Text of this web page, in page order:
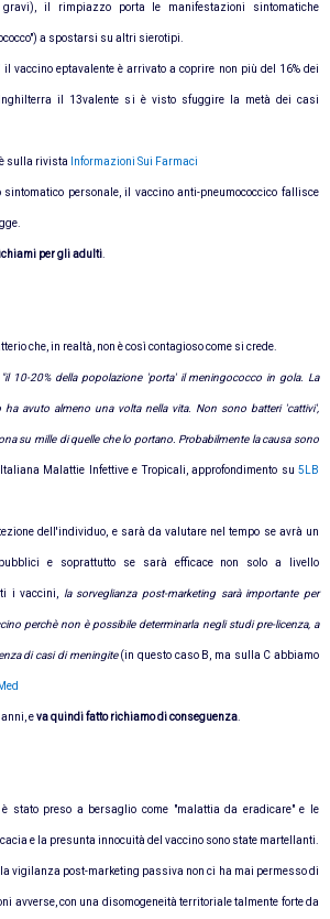
gravi), il rimpiazzo porta le manifestazioni sintomatiche
a spostarsi su altri sierotipi.
il vaccino eptavalente è arrivato a coprire non più del 16% dei
il 13valente si è visto sfuggire la metà dei casi
sulla rivista Informazioni Sui Farmaci
sintomatico personale, il vaccino anti-pneumococcico fallisce
per gli adulti.
che, in realtà, non è così contagioso come si crede.
"il 10-20% della popolazione 'porta' il meningococco in gola. La
ha avuto almeno una volta nella vita. Non sono batteri 'cattivi',
su mille di quelle che lo portano. Probabilmente la causa sono
Italiana Malattie Infettive e Tropicali, approfondimento su5LB
dell'individuo, e sarà da valutare nel tempo se avrà un
e soprattutto se sarà efficace non solo a livello
i vaccini, la sorveglianza post-marketing sarà importante per
perchè non è possibile determinarla negli studi pre-licenza, a
di casi di meningite(in questo caso B, ma sulla C abbiamo
eva quindi fatto richiamo di conseguenza.
stato preso a bersaglio come "malattia da eradicare" e le
e la presunta innocuità del vaccino sono state martellanti.
vigilanza post-marketing passiva non ci ha mai permesso di
avverse, con una disomogeneità territoriale talmente forte da